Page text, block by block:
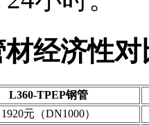
经济性对
L360-TPEP钢管
1920元（DN1000）